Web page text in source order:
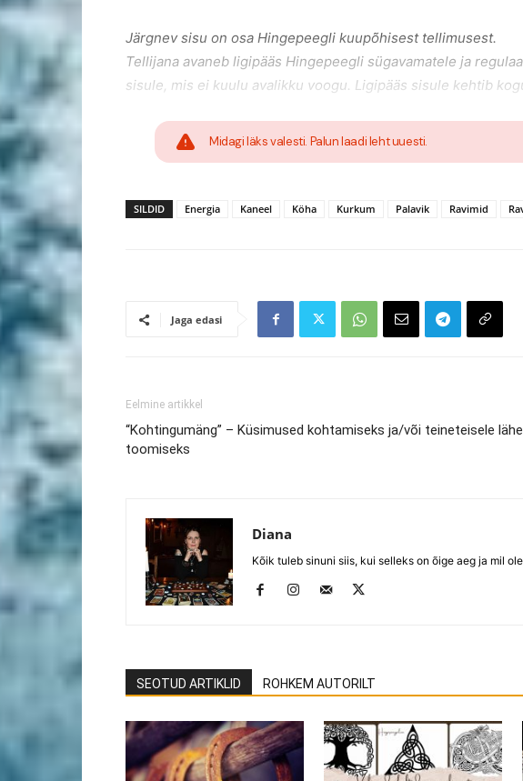
Järgnev sisu on osa Hingepeegli kuupõhisest tellimusest.
Tellijana avaneb ligipääs Hingepeegli sügavamatele ja
sisule, mis ei kuulu avalikku voogu. Ligipääs sisule kehtib
Midagi läks valesti. Palun laadi leht uuesti.
SILDID Energia Kaneel Köha Kurkum Palavik Ravimid
Jaga edasi
Eelmine artikkel
“Kohtingumäng” – Küsimused kohtamiseks ja/või teineteisele
toomiseks
Diana
Kõik tuleb sinuni siis, kui selleks on õige aeg ja mil
SEOTUD ARTIKLID ROHKEM AUTORILT